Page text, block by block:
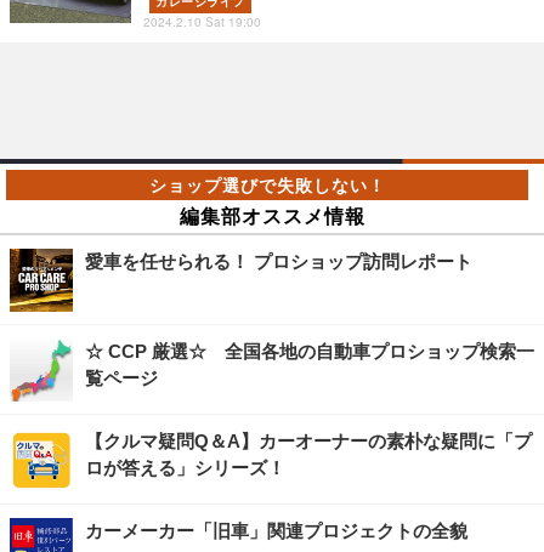
2024.2.10 Sat 19:00
編集部オススメ情報
愛車を任せられる！ プロショップ訪問レポート
☆ CCP 厳選☆ 全国各地の自動車プロショップ検索一
覧ページ
【クルマ疑問Q＆A】カーオーナーの素朴な疑問に「プ
ロが答える」シリーズ！
カーメーカー「旧車」関連プロジェクトの全貌